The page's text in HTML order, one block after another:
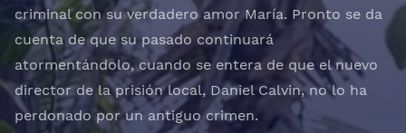
criminal con su verdadero amor María. Pronto se da
cuenta de que su pasado continuará
atormentándolo, cuando se entera de que el nuevo
director de la prisión local, Daniel Calvin, no lo ha
perdonado por un antiguo crimen.